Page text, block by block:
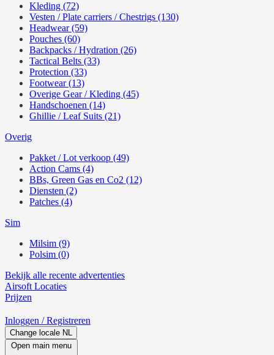
Kleding (72)
Vesten / Plate carriers / Chestrigs (130)
Headwear (59)
Pouches (60)
Backpacks / Hydration (26)
Tactical Belts (33)
Protection (33)
Footwear (13)
Overige Gear / Kleding (45)
Handschoenen (14)
Ghillie / Leaf Suits (21)
Overig
Pakket / Lot verkoop (49)
Action Cams (4)
BBs, Green Gas en Co2 (12)
Diensten (2)
Patches (4)
Sim
Milsim (9)
Polsim (0)
Bekijk alle recente advertenties
Airsoft Locaties
Prijzen
Inloggen / Registreren
Change locale NL
Open main menu